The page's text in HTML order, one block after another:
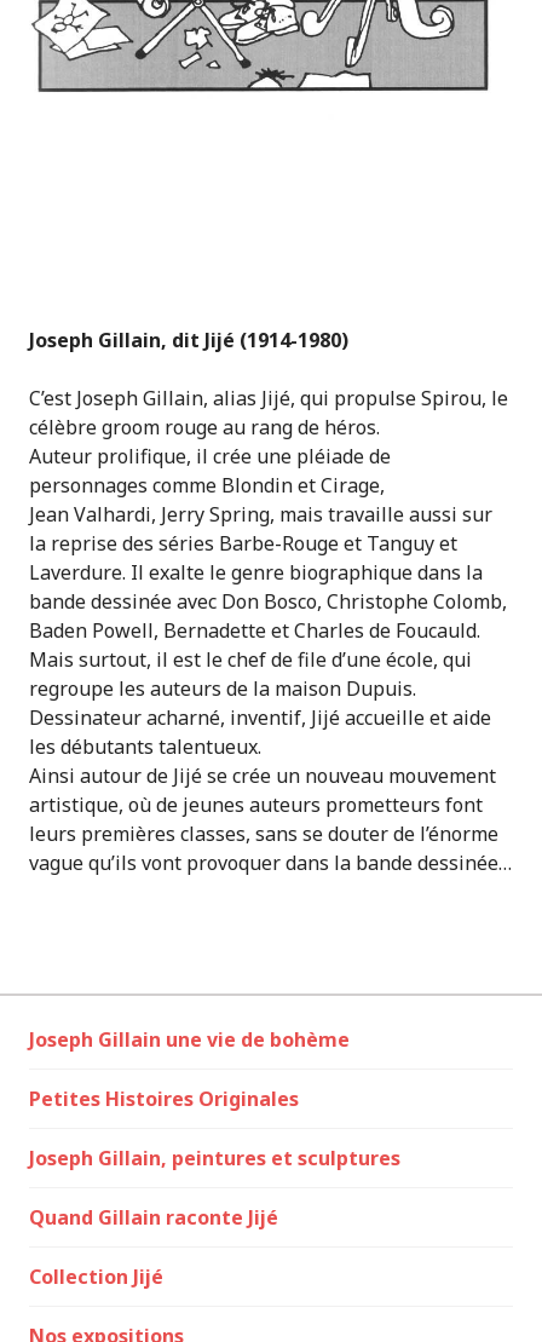
Joseph Gillain, dit Jijé (1914-1980)
C’est Joseph Gillain, alias Jijé, qui propulse Spirou, le
célèbre groom rouge au rang de héros.
Auteur prolifique, il crée une pléiade de
personnages comme Blondin et Cirage,
Jean Valhardi, Jerry Spring, mais travaille aussi sur
la reprise des séries Barbe-Rouge et Tanguy et
Laverdure. Il exalte le genre biographique dans la
bande dessinée avec Don Bosco, Christophe Colomb,
Baden Powell, Bernadette et Charles de Foucauld.
Mais surtout, il est le chef de file d’une école, qui
regroupe les auteurs de la maison Dupuis.
Dessinateur acharné, inventif, Jijé accueille et aide
les débutants talentueux.
Ainsi autour de Jijé se crée un nouveau mouvement
artistique, où de jeunes auteurs prometteurs font
leurs premières classes, sans se douter de l’énorme
vague qu’ils vont provoquer dans la bande dessinée…
Joseph Gillain une vie de bohème
Petites Histoires Originales
Joseph Gillain, peintures et sculptures
Quand Gillain raconte Jijé
Collection Jijé
Nos expositions